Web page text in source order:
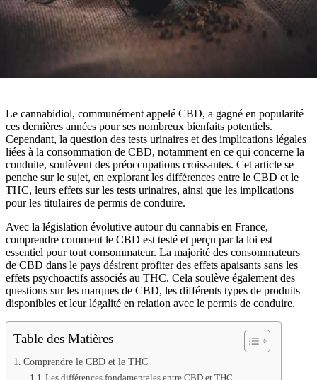
Le cannabidiol, communément appelé CBD, a gagné en popularité
ces dernières années pour ses nombreux bienfaits potentiels.
Cependant, la question des tests urinaires et des implications légales
liées à la consommation de CBD, notamment en ce qui concerne la
conduite, soulèvent des préoccupations croissantes. Cet article se
penche sur le sujet, en explorant les différences entre le CBD et le
THC, leurs effets sur les tests urinaires, ainsi que les implications
pour les titulaires de permis de conduire.
Avec la législation évolutive autour du cannabis en France,
comprendre comment le CBD est testé et perçu par la loi est
essentiel pour tout consommateur. La majorité des consommateurs
de CBD dans le pays désirent profiter des effets apaisants sans les
effets psychoactifs associés au THC. Cela soulève également des
questions sur les marques de CBD, les différents types de produits
disponibles et leur légalité en relation avec le permis de conduire.
Table des Matières
Comprendre le CBD et le THC
Les différences fondamentales entre CBD et THC